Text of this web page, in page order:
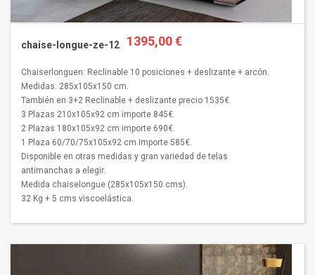
chaise-longue-ze-12 1395,00 €
Chaiserlonguen: Reclinable 10 posiciones + deslizante + arcón.
Medidas: 285x105x150 cm.
También en 3+2 Reclinable + deslizante precio 1535€.
3 Plazas 210x105x92 cm importe 845€.
2 Plazas 180x105x92 cm importe 690€.
1 Plaza 60/70/75x105x92 cm Importe 585€.
Disponible en otras medidas y gran variedad de telas
antimanchas a elegir.
Medida chaiselongue (285x105x150 cms).
32 Kg + 5 cms viscoelástica.